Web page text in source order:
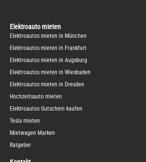
Elektroauto mieten
Elektroautos mieten in München
Elektroautos mieten in Frankfurt
Elektroautos mieten in Augsburg
Elektroautos mieten in Wiesbaden
Elektroautos mieten in Dresden
Hochzeitsauto mieten
Elektroautos Gutschein kaufen
Tesla mieten
Mietwagen Marken
Ratgeber